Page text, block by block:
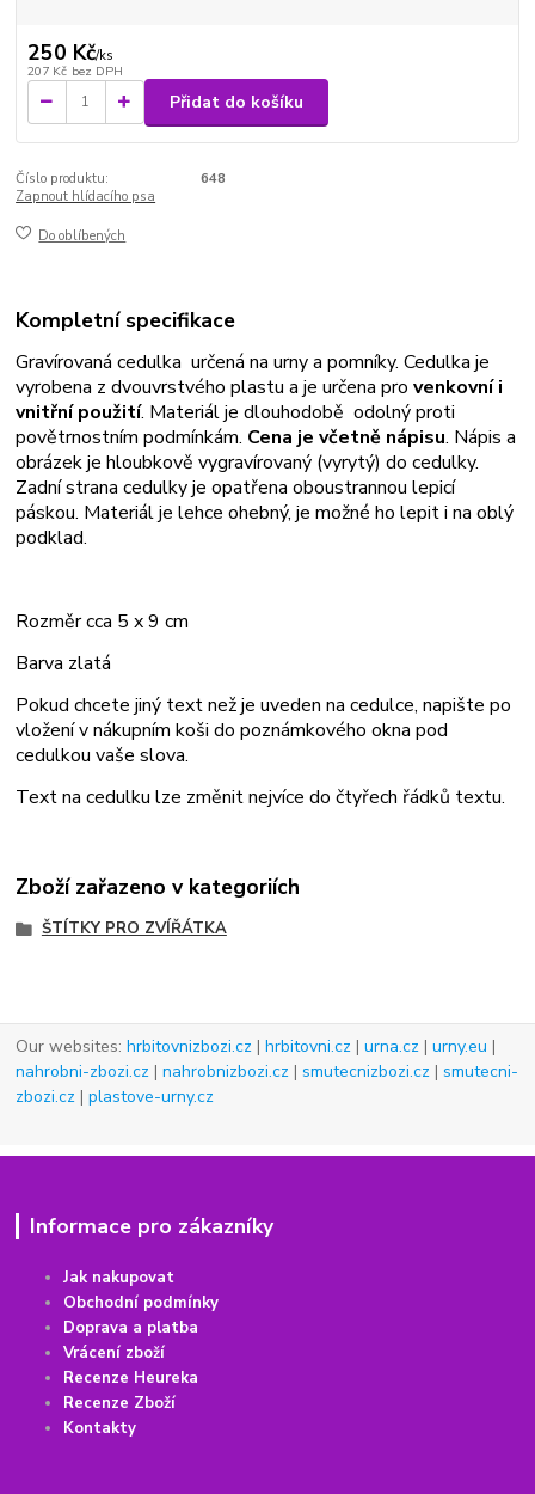
250 Kč/ks
207 Kč bez DPH
Přidat do košíku
Číslo produktu:
648
Zapnout hlídacího psa
Do oblíbených
Kompletní specifikace
Gravírovaná cedulka určená na urny a pomníky. Cedulka je
vyrobena z dvouvrstvého plastu a je určena provenkovní i
vnitřní použití. Materiál je dlouhodobě odolný proti
povětrnostním podmínkám. Cena je včetně nápisu. Nápis a
obrázek je hloubkově vygravírovaný (vyrytý) do cedulky.
Zadní strana cedulky je opatřena oboustrannou lepicí
páskou. Materiál je lehce ohebný, je možné ho lepit i na oblý
podklad.
Rozměr cca 5 x 9 cm
Barva zlatá
Pokud chcete jiný text než je uveden na cedulce, napište po
vložení v nákupním koši do poznámkového okna pod
cedulkou vaše slova.
Text na cedulku lze změnit nejvíce do čtyřech řádků textu.
Zboží zařazeno v kategoriích
ŠTÍTKY PRO ZVÍŘÁTKA
Our websites:hrbitovnizbozi.cz |hrbitovni.cz |urna.cz |urny.eu |
nahrobni-zbozi.cz |nahrobnizbozi.cz |smutecnizbozi.cz |smutecni-
zbozi.cz |plastove-urny.cz
Informace pro zákazníky
Jak nakupovat
Obchodní podmínky
Doprava a platba
Vrácení zboží
Recenze Heureka
Recenze Zboží
Kontakty